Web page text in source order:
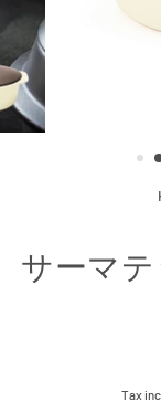
サーマ
Tax